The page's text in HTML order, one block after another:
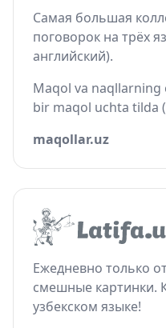
Самая большая
поговорок на трёх
английский).
Maqol va
bir maqol uchta tilda
maqollar.uz
Ежедневно только
смешные картинки.
узбекском языке!